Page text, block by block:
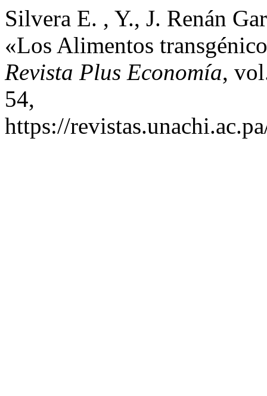
Silvera E. , Y., J. Renán
«Los Alimentos
Revista Plus Economía,
54,
https://